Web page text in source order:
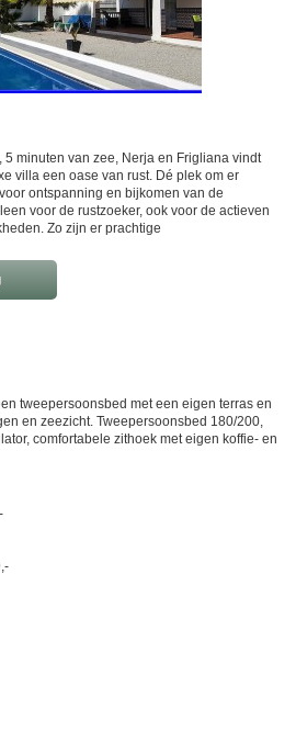
5 minuten van zee, Nerja en Frigliana vindt
villa een oase van rust. Dé plek om er
ontspanning en bijkomen van de
voor de rustzoeker, ook voor de actieven
Zo zijn er prachtige
tweepersoonsbed met een eigen terras en
en zeezicht. Tweepersoonsbed 180/200,
comfortabele zithoek met eigen koffie- en